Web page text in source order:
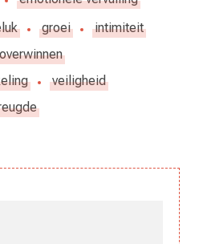
groei
intimiteit
veiligheid